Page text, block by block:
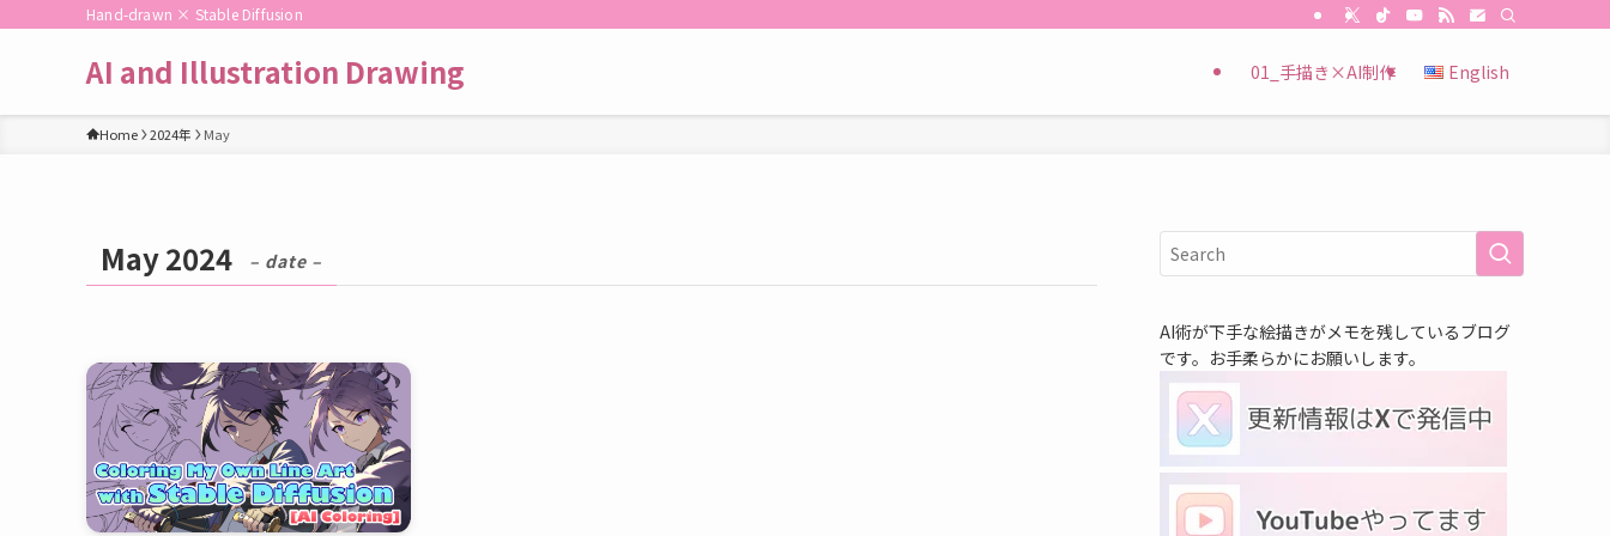
Hand-drawn × Stable Diffusion
AI and Illustration Drawing 01_手描き×AI制作 English
Home 2024年 May
May 2024 – date –
AI術が下手な絵描きがメモを残しているブログ
です。お手柔らかにお願いします。